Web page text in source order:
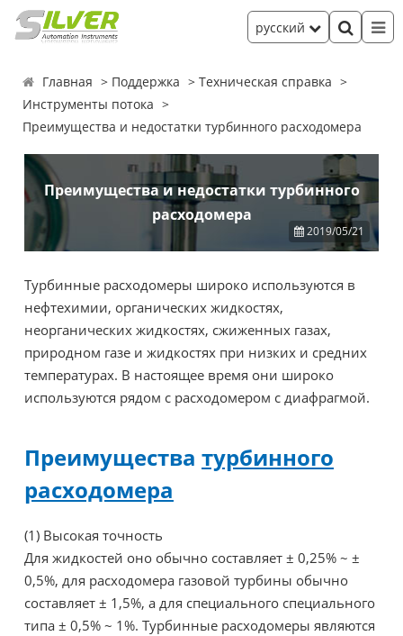
русский
Главная Поддержка
Техническая справка
Инструменты потока
Преимущества и недостатки турбинного расходомера
Преимущества и недостатки турбинного
расходомера
2019/05/21
Турбинные расходомеры широко используются в
нефтехимии, органических жидкостях,
неорганических жидкостях, сжиженных газах,
природном газе и жидкостях при низких и средних
температурах. В настоящее время они широко
используются рядом с расходомером с диафрагмой.
Преимущества турбинного
расходомера
(1) Высокая точность
Для жидкостей оно обычно составляет ± 0,25% ~ ±
0,5%, для расходомера газовой турбины обычно
составляет ± 1,5%, а для специального специального
типа ± 0,5% ~ 1%. Турбинные расходомеры являются